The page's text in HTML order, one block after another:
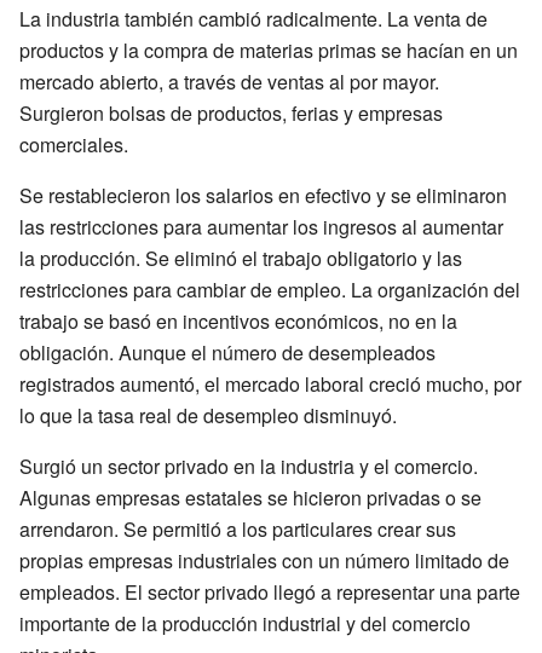
La industria también cambió radicalmente. La venta de
productos y la compra de materias primas se hacían en un
mercado abierto, a través de ventas al por mayor.
Surgieron bolsas de productos, ferias y empresas
comerciales.
Se restablecieron los salarios en efectivo y se eliminaron
las restricciones para aumentar los ingresos al aumentar
la producción. Se eliminó el trabajo obligatorio y las
restricciones para cambiar de empleo. La organización del
trabajo se basó en incentivos económicos, no en la
obligación. Aunque el número de desempleados
registrados aumentó, el mercado laboral creció mucho, por
lo que la tasa real de desempleo disminuyó.
Surgió un sector privado en la industria y el comercio.
Algunas empresas estatales se hicieron privadas o se
arrendaron. Se permitió a los particulares crear sus
propias empresas industriales con un número limitado de
empleados. El sector privado llegó a representar una parte
importante de la producción industrial y del comercio